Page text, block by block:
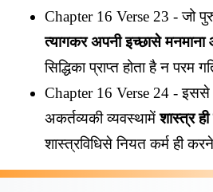
Chapter 16 Verse 23 - जो
त्यागकर अपनी इच्छासे
सिद्धिका प्राप्त होता है न
Chapter 16 Verse 24 - इससे
अकर्तव्यकी व्यवस्थामेंशास्त्र
शास्त्रविधिसे नियत कर्म ही